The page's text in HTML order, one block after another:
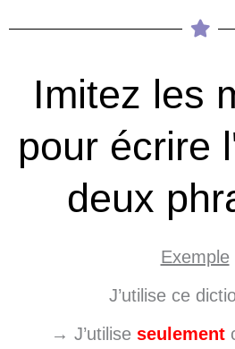
Imitez les
pour écrire
deux
Exemple
J’utilise ce
→ J’utilise seulement